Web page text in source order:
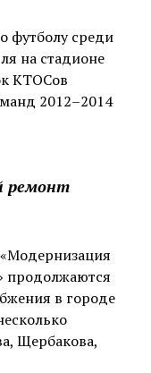
футболу среди
на стадионе
КТОСов
2012–2014
ремонт
продолжаются
в городе
Щербакова,